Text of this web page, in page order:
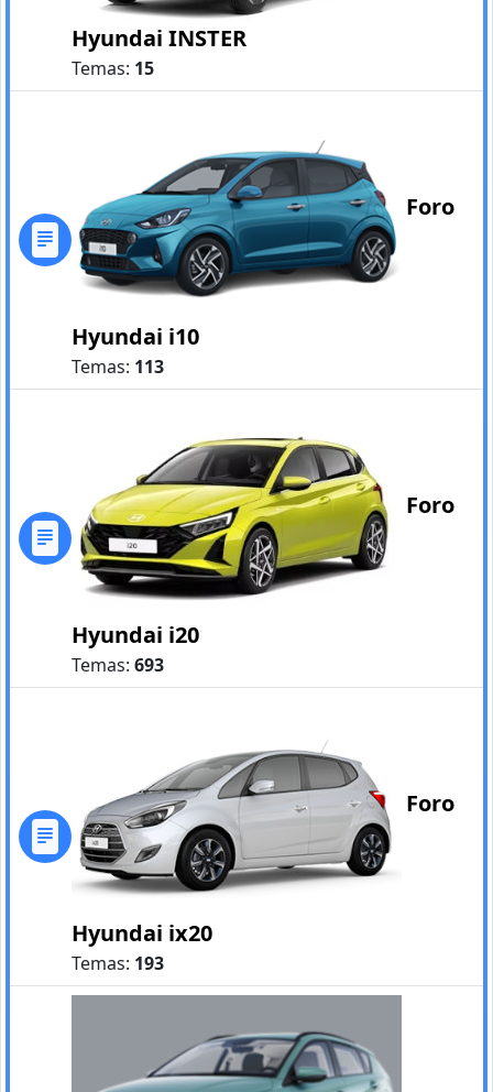
Hyundai INSTER
Temas: 15
Foro
Hyundai i10
Temas: 113
Foro
Hyundai i20
Temas: 693
Foro
Hyundai ix20
Temas: 193